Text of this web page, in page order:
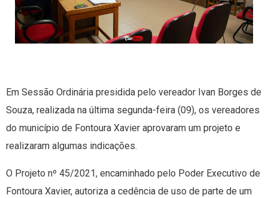
Em Sessão Ordinária presidida pelo vereador Ivan Borges de
Souza, realizada na última segunda-feira (09), os vereadores
do município de Fontoura Xavier aprovaram um projeto e
realizaram algumas indicações.
O Projeto nº 45/2021, encaminhado pelo Poder Executivo de
Fontoura Xavier, autoriza a cedência de uso de parte de um